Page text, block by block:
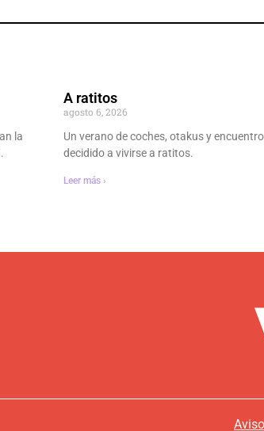
la
A ratitos
agosto 6, 2026
Un verano de coches, otakus y
decidido a vivirse a ratitos.
Leer más ›